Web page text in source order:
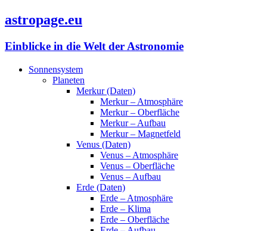
astropage.eu
Einblicke in die Welt der Astronomie
Sonnensystem
Planeten
Merkur (Daten)
Merkur – Atmosphäre
Merkur – Oberfläche
Merkur – Aufbau
Merkur – Magnetfeld
Venus (Daten)
Venus – Atmosphäre
Venus – Oberfläche
Venus – Aufbau
Erde (Daten)
Erde – Atmosphäre
Erde – Klima
Erde – Oberfläche